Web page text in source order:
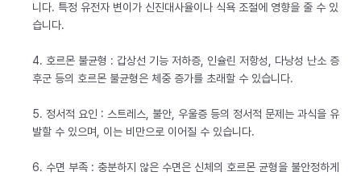
니다. 특정 유전자 변이가 신진대사율이나 식욕 조절에 영향을 줄 수 있
습니다.
4. 호르몬 불균형 : 갑상선 기능 저하증, 인슐린 저항성, 다낭성 난소 증
후군 등의 호르몬 불균형은 체중 증가를 초래할 수 있습니다.
5. 정서적 요인 : 스트레스, 불안, 우울증 등의 정서적 문제는 과식을 유
발할 수 있으며, 이는 비만으로 이어질 수 있습니다.
6. 수면 부족 : 충분하지 않은 수면은 신체의 호르몬 균형을 불안정하게